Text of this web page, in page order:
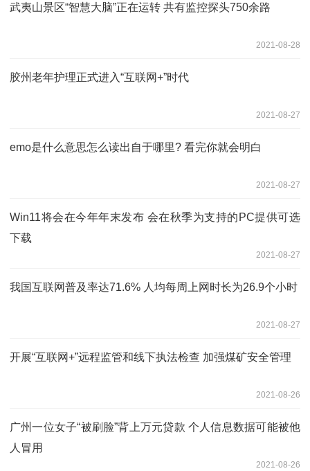
武夷山景区“智慧大脑”正在运转 共有监控探头750余路
2021-08-28
胶州老年护理正式进入“互联网+”时代
2021-08-27
emo是什么意思怎么读出自于哪里? 看完你就会明白
2021-08-27
Win11将会在今年年末发布 会在秋季为支持的PC提供可选
下载
2021-08-27
我国互联网普及率达71.6% 人均每周上网时长为26.9个小时
2021-08-27
开展“互联网+”远程监管和线下执法检查 加强煤矿安全管理
2021-08-26
广州一位女子“被刷脸”背上万元贷款 个人信息数据可能被他
人冒用
2021-08-26